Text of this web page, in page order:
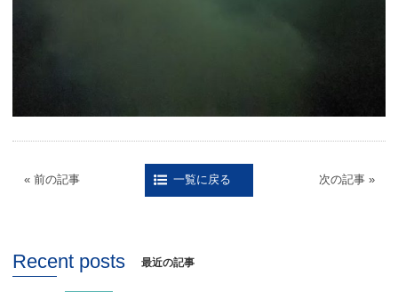
« 前の記事 一覧に戻る 次の記事 »
Recent posts 最近の記事